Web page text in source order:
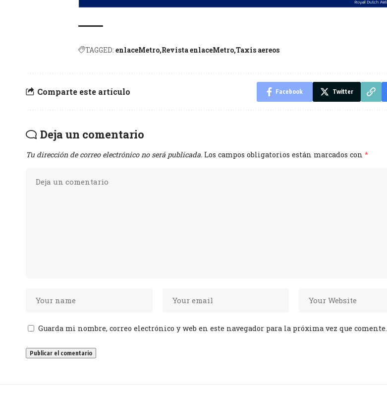
TAGGED: enlaceMetro Revista enlaceMetro Taxis aereos
Comparte este artículo Facebook Twitter
Deja un comentario
Tu dirección de correo electrónico no será publicada. Los campos obligatorios están marcados con *
Guarda mi nombre, correo electrónico y web en este navegador para la próxima vez que comente.